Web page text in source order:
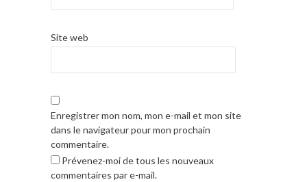
Site web
Enregistrer mon nom, mon e-mail et mon site
dans le navigateur pour mon prochain
commentaire.
Prévenez-moi de tous les nouveaux
commentaires par e-mail.